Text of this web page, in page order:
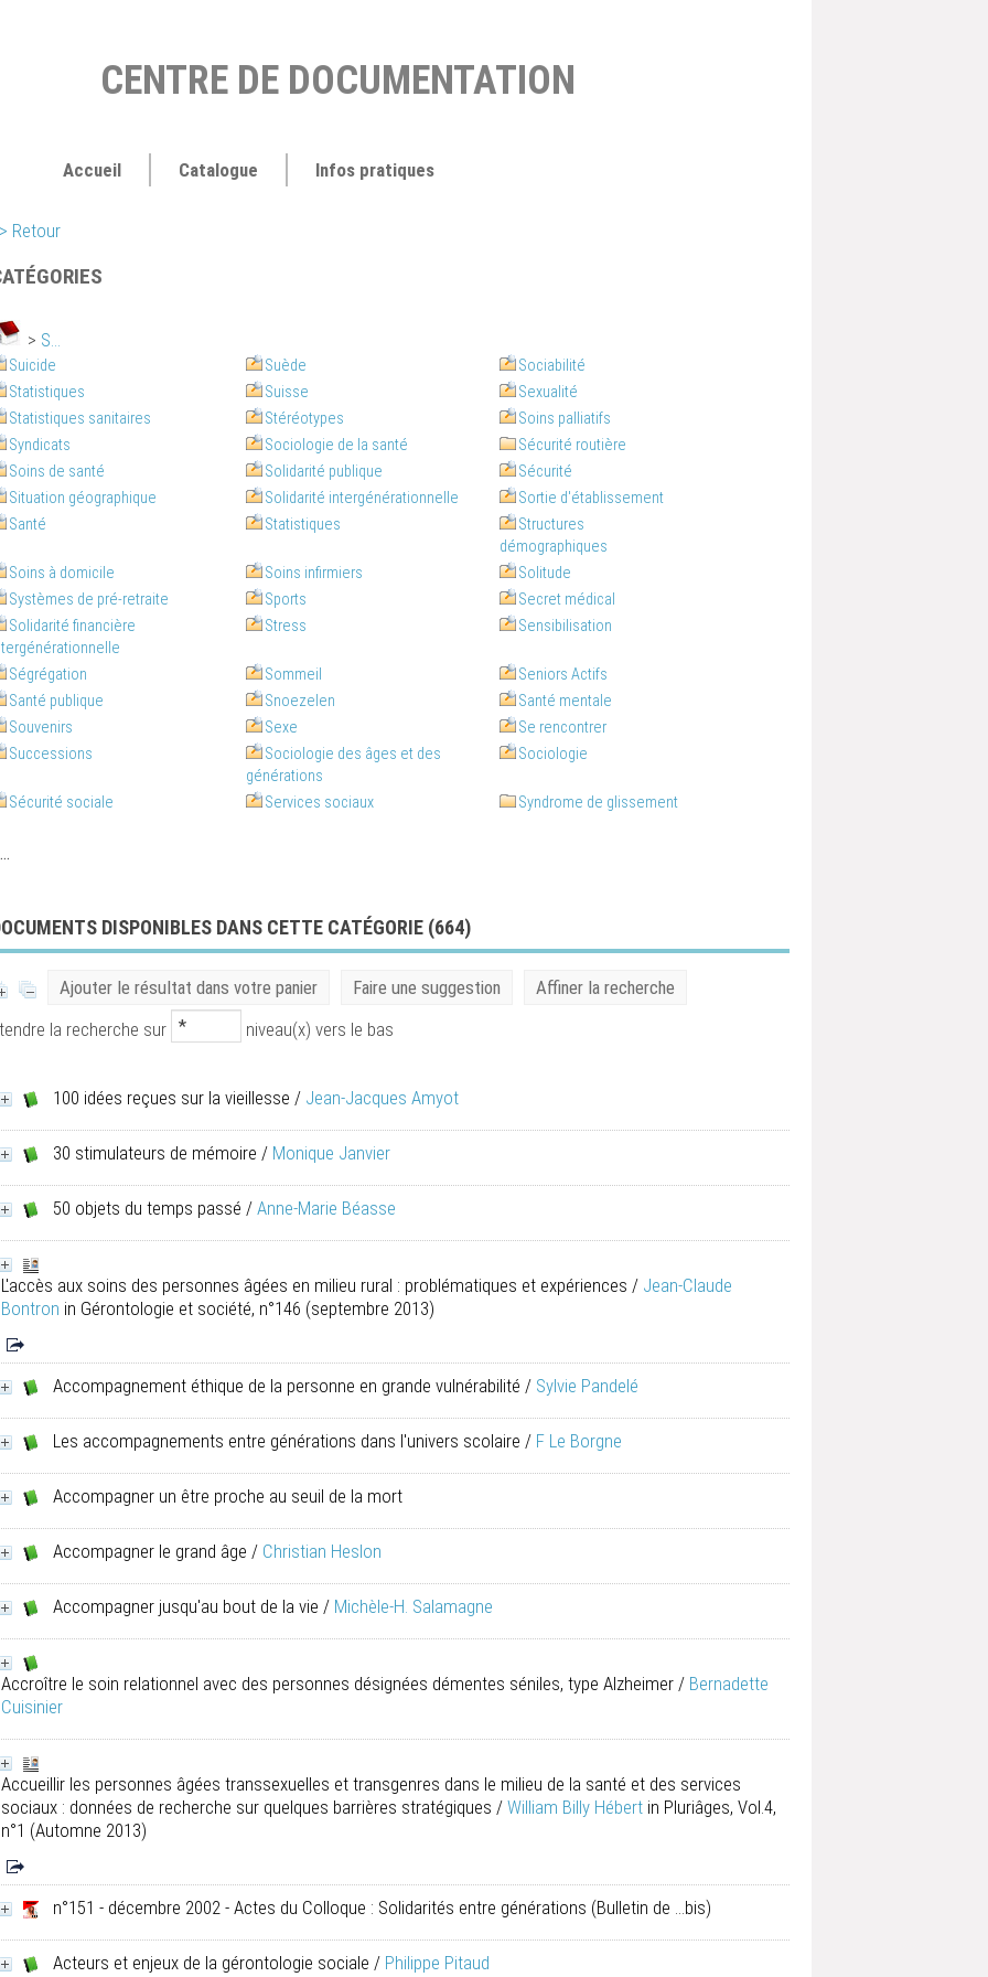
CENTRE DE DOCUMENTATION
Accueil Catalogue Infos pratiques
Retour
> S...
Suicide Suède
Sociabilité
Statistiques
Suisse
Sexualité
Statistiques sanitaires
Stéréotypes
Soins palliatifs
Syndicats
Sociologie de la santé
Sécurité routière
Soins de santé
Solidarité publique
Sécurité
Situation géographique
Solidarité intergénérationnelle
Sortie d'établissement
Santé
Statistiques
Structures
démographiques
Soins à domicile
Soins infirmiers
Solitude
Systèmes de pré-retraite
Sports
Secret médical
Solidarité financière
Stress Sensibilisation
Ségrégation Sommeil
Seniors Actifs
Santé publique
Snoezelen
Santé mentale
Souvenirs
Sexe
Se rencontrer
Successions
Sociologie des âges et des
générations
Sociologie
Sécurité sociale Services sociaux Syndrome de glissement
DISPONIBLES DANS CETTE CATÉGORIE (664)
Ajouter le résultat dans votre panier Faire une suggestion
Affiner la recherche
la recherche sur
niveau(x) vers le bas
100 idées reçues sur la vieillesse / Jean-Jacques Amyot
30 stimulateurs de mémoire / Monique Janvier
50 objets du temps passé / Anne-Marie Béasse
L'accès aux soins des personnes âgées en milieu rural : problématiques et expériences / Jean-Claude
Bontron in Gérontologie et société, n°146 (septembre 2013)
Accompagnement éthique de la personne en grande vulnérabilité / Sylvie Pandelé
Les accompagnements entre générations dans l'univers scolaire / F Le Borgne
Accompagner un être proche au seuil de la mort
Accompagner le grand âge / Christian Heslon
Accompagner jusqu'au bout de la vie / Michèle-H. Salamagne
Accroître le soin relationnel avec des personnes désignées démentes séniles, type Alzheimer / Bernadette
Cuisinier
Accueillir les personnes âgées transsexuelles et transgenres dans le milieu de la santé et des services
sociaux : données de recherche sur quelques barrières stratégiques / William Billy Hébert in Pluriâges, Vol.4,
n°1 (Automne 2013)
n°151 - décembre 2002 - Actes du Colloque : Solidarités entre générations (Bulletin de ...bis)
Acteurs et enjeux de la gérontologie sociale / Philippe Pitaud